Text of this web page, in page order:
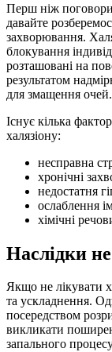
Перш ніж
давайте
захворювання.
блокування
розташовані на
результатом
для змащення очей.
Існує кілька
халязіону:
несправна
хронічні
недостатня
ослаблення
хімічні
Наслідки
Якщо не лікувати
та ускладнення.
посередством
викликати
запального